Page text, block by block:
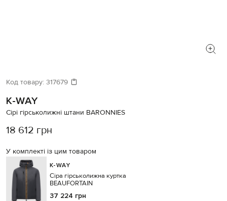
Код товару: 317679
K-WAY
Сірі гірськолижні штани BARONNIES
18 612 грн
У комплекті із цим товаром
K-WAY
Сіра гірськолижна куртка
BEAUFORTAIN
37 224 грн